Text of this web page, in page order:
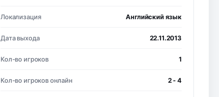
Локализация Английский язык
Дата выхода 22.11.2013
Кол-во игроков 1
Кол-во игроков онлайн 2 - 4